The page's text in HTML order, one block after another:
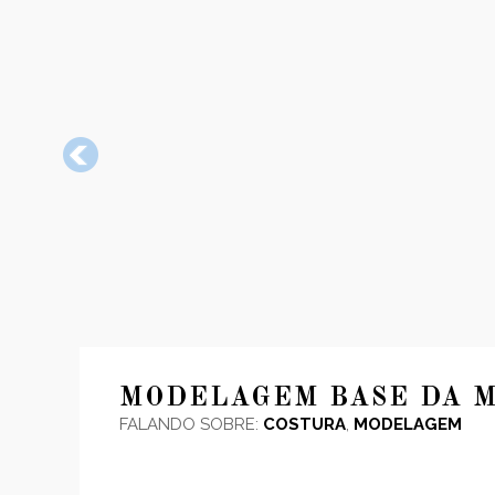
MODELAGEM BASE DA
FALANDO SOBRE: COSTURA, MODELAGEM